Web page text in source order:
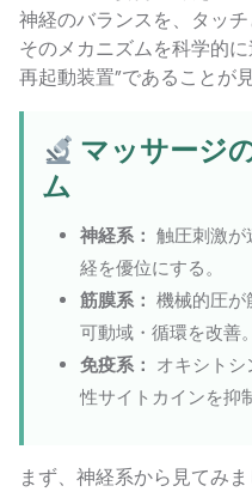
神経のバランスを、タッチ
そのメカニズムを科学的
再起動装置”であることが
マッサージ
ム
神経系： 触圧刺激が
経を優位にする。
筋膜系： 機械的圧が
可動域・循環を改善。
免疫系： オキシト
性サイトカインを抑
まず、神経系から見てみま